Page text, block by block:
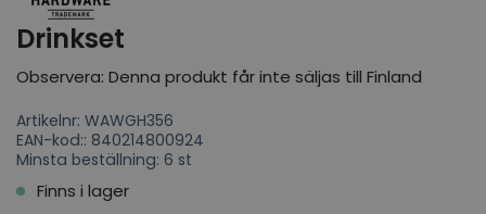
Drinkset
Observera: Denna produkt får inte säljas till Finland
Artikelnr: WAWGH356
EAN-kod:: 840214800924
Minsta beställning: 6 st
Finns i lager